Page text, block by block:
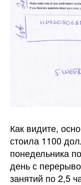
Как видите,
стоила 1100
понедельника
день с
занятий по 2,5